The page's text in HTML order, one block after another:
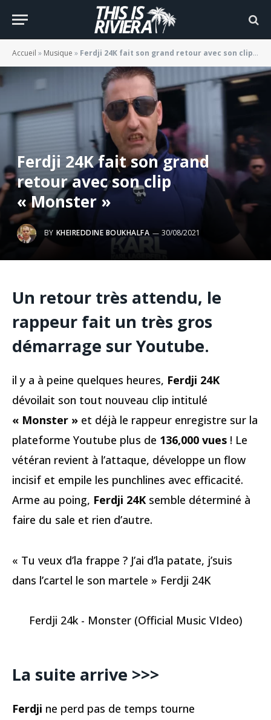
Accueil » Musique » Ferdji 24K fait son grand retour avec son clip « Monster »
Ferdji 24K fait son grand
retour avec son clip
« Monster »
BY KHEIREDDINE BOUKHALFA 30/08/2021
Un retour très attendu, le
rappeur fait un très gros
démarrage sur Youtube.
il y a à peine quelques heures, Ferdji 24K
dévoilait son tout nouveau clip intitulé
« Monster » et déjà le rappeur enregistre sur la
plateforme Youtube plus de 136,000 vues ! Le
vétéran revient à l’attaque, développe un flow
incisif et empile les punchlines avec efficacité.
Arme au poing, Ferdji 24Ksemble déterminé à
faire du sale et rien d’autre.
« Tu veux d’la frappe ? J’ai d’la patate, j’suis
dans l’cartel le son martele » Ferdji 24K
Ferdji 24k - Monster (Official Music VIdeo)
La suite arrive >>>
Ferdji ne perd pas de temps tourne